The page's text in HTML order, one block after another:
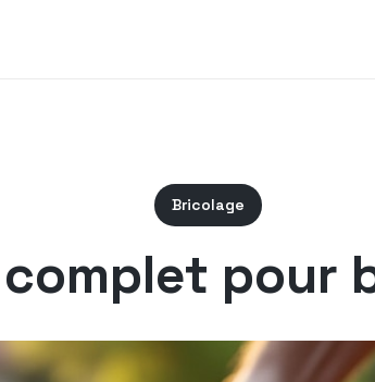
Bricolage
pour